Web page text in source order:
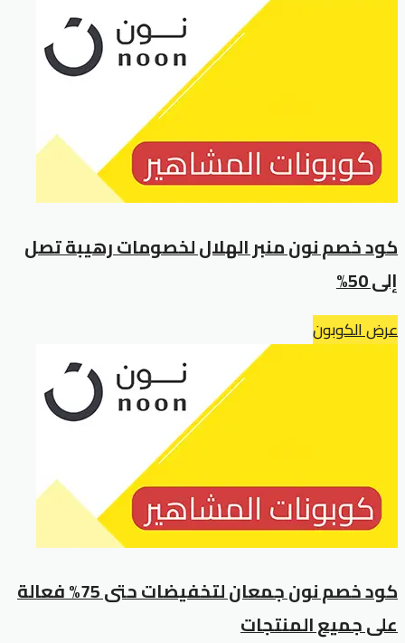
كود خصم نون منبر الهلال لخصومات رهيبة تصل
إلى 50%
عرض الكوبون
كود خصم نون جمعان لتخفيضات حتى 75% فعالة
على جميع المنتجات